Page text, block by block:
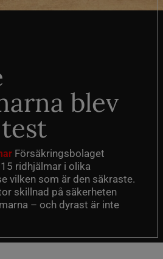
blev
Försäkringsbolaget
ridhjälmar i olika
vilken som är den säkraste.
skillnad på säkerheten
– och dyrast är inte